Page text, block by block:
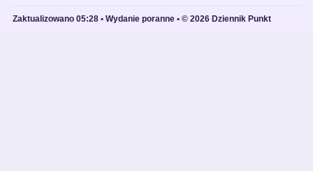
Zaktualizowano 05:28 • Wydanie poranne • © 2026 Dziennik Punkt